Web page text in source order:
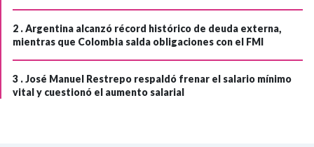
2 .Argentina alcanzó récord histórico de deuda externa,
mientras que Colombia salda obligaciones con el FMI
3 .José Manuel Restrepo respaldó frenar el salario mínimo
vital y cuestionó el aumento salarial